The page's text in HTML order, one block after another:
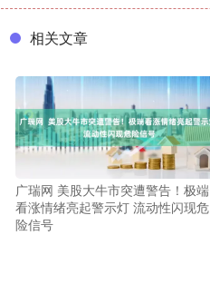
相关文章
广瑞网 美股大牛市突遭警告！极端
看涨情绪亮起警示灯 流动性闪现危
险信号